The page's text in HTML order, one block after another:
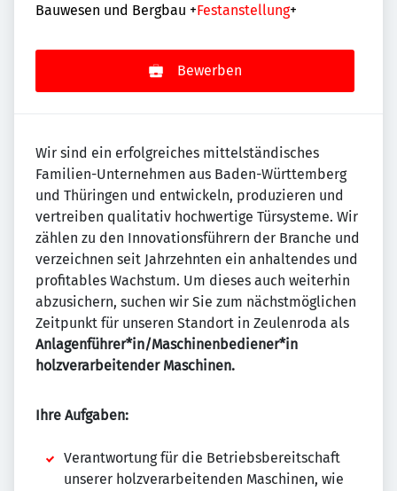
Bauwesen und Bergbau +Festanstellung+
Bewerben
Wir sind ein erfolgreiches mittelständisches
Familien-Unternehmen aus Baden-Württemberg
und Thüringen und entwickeln, produzieren und
vertreiben qualitativ hochwertige Türsysteme. Wir
zählen zu den Innovationsführern der Branche und
verzeichnen seit Jahrzehnten ein anhaltendes und
profitables Wachstum. Um dieses auch weiterhin
abzusichern, suchen wir Sie zum nächstmöglichen
Zeitpunkt für unseren Standort in Zeulenroda als
Anlagenführer*in/Maschinenbediener*in
holzverarbeitender Maschinen.
Ihre Aufgaben:
Verantwortung für die Betriebsbereitschaft
unserer holzverarbeitenden Maschinen, wie